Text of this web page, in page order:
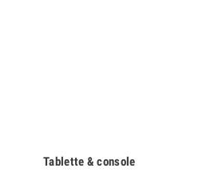
Tablette & console